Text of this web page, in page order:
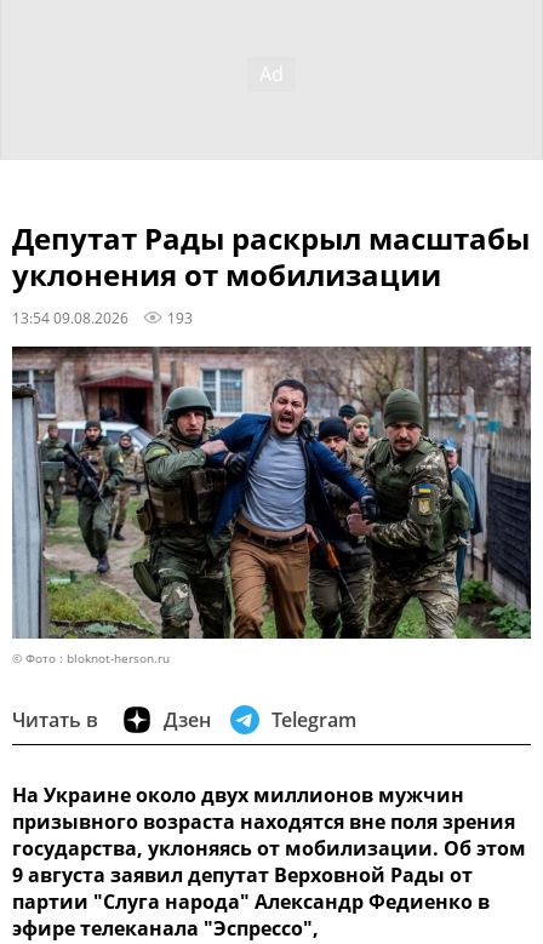
Депутат Рады раскрыл масштабы
уклонения от мобилизации
13:54 09.08.2026 193
© Фото : bloknot-herson.ru
Читать в Дзен Telegram
На Украине около двух миллионов мужчин
призывного возраста находятся вне поля зрения
государства, уклоняясь от мобилизации. Об этом
9 августа заявил депутат Верховной Рады от
партии "Слуга народа" Александр Федиенко в
эфире телеканала "Эспрессо",